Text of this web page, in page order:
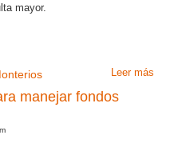
mayor.
Leer más
manejar fondos